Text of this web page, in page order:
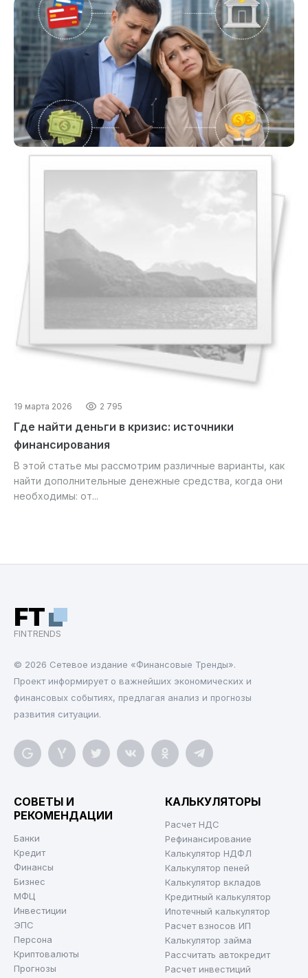
19 марта 2026 2 795
Где найти деньги в кризис: источники
финансирования
В этой статье мы рассмотрим различные варианты, как
найти дополнительные денежные средства, когда они
необходимы: от...
FT
FINTRENDS
© 2026 Cетевое издание «Финансовые Тренды».
Проект информирует о важнейших экономических и
финансовых событиях, предлагая анализ и прогнозы
развития ситуации.
СОВЕТЫ И
РЕКОМЕНДАЦИИ
Банки
Кредит
Финансы
Бизнес
МФЦ
Инвестиции
ЭПС
Персона
Криптовалюты
Прогнозы
КАЛЬКУЛЯТОРЫ
Расчет НДС
Рефинансирование
Калькулятор НДФЛ
Калькулятор пеней
Калькулятор вкладов
Кредитный калькулятор
Ипотечный калькулятор
Расчет взносов ИП
Калькулятор займа
Рассчитать автокредит
Расчет инвестиций